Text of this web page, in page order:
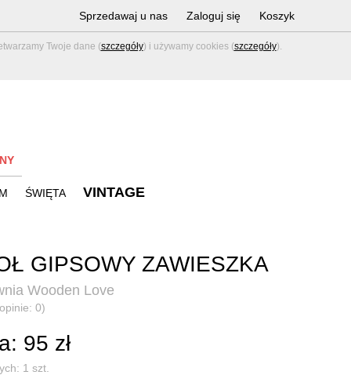
Twoje dane (szczegóły) i używamy cookies (szczegóły).
Sprzedawaj u nas Zaloguj się Koszyk
ŚWIĘTA VINTAGE
GIPSOWY ZAWIESZKA
Wooden Love
0)
95 zł
1 szt.